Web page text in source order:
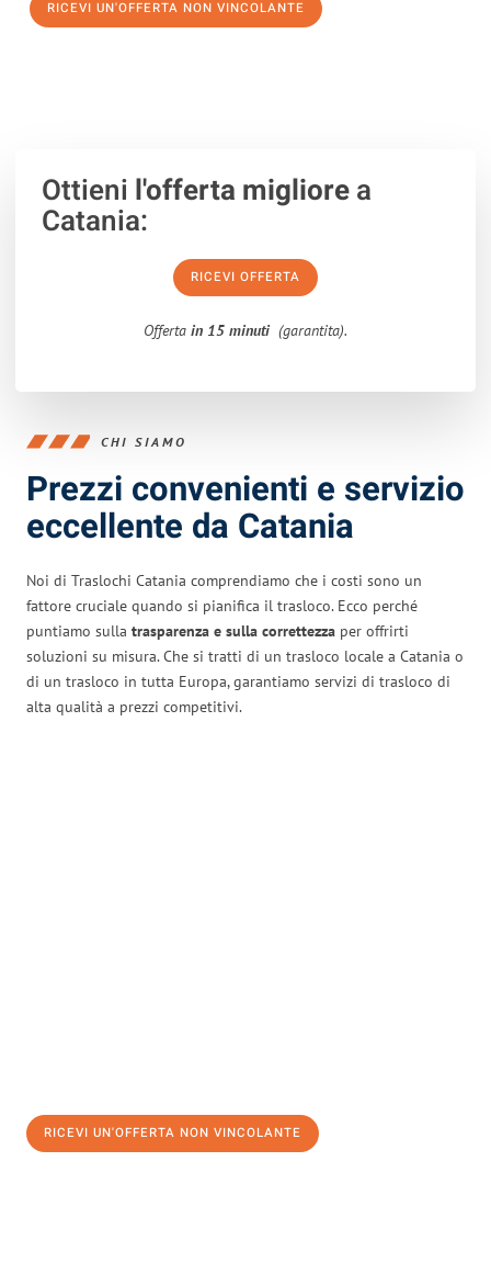
RICEVI UN'OFFERTA NON VINCOLANTE
Ottieni l'offerta migliorea
Catania:
RICEVI OFFERTA
Offerta in 15 minuti (garantita).
CHI SIAMO
Prezzi convenienti e servizio
eccellente da Catania
Noi di Traslochi Catania comprendiamo che i costi sono un
fattore cruciale quando si pianifica il trasloco. Ecco perché
puntiamo sulla trasparenza e sulla correttezza per offrirti
soluzioni su misura. Che si tratti di un trasloco locale a Catania o
di un trasloco in tutta Europa, garantiamo servizi di trasloco di
alta qualità a prezzi competitivi.
RICEVI UN'OFFERTA NON VINCOLANTE